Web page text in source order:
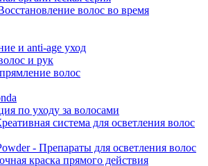
волос во время
и anti-age уход
и рук
волос
по уходу за волосами
система для осветления волос
- Препараты для осветления волос
краска прямого действия